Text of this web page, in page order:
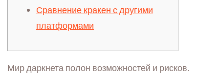
Сравнение кракен с другими
платформами
Мир даркнета полон возможностей и рисков.